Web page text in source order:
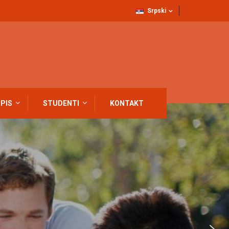
Srpski
STUDENTI KONTAKT